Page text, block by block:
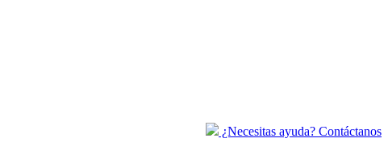
¿Necesitas ayuda? Contáctanos